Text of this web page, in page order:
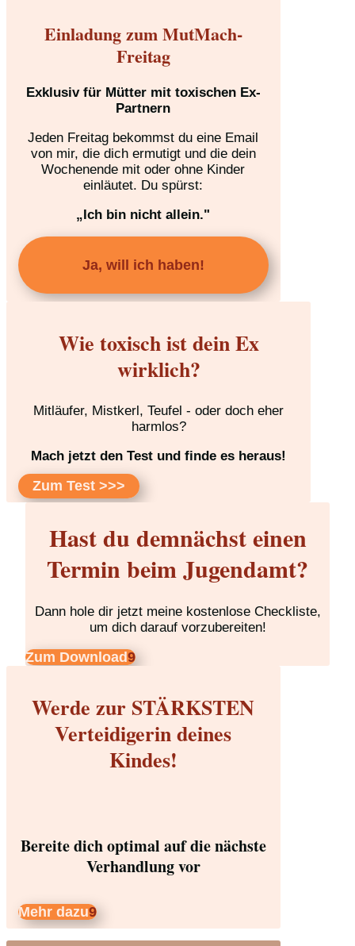
Einladung zum MutMach-
Freitag
Exklusiv für Mütter mit toxischen Ex-
Partnern
Jeden Freitag bekommst du eine Email
von mir, die dich ermutigt und die dein
Wochenende mit oder ohne Kinder
einläutet. Du spürst:
„Ich bin nicht allein."
Ja, will ich haben!
Wie toxisch ist dein Ex
wirklich?
Mitläufer, Mistkerl, Teufel - oder doch eher
harmlos?
Mach jetzt den Test und finde es heraus!
Zum Test >>>
Hast du demnächst einen
Termin beim Jugendamt?
Dann hole dir jetzt meine kostenlose Checkliste,
um dich darauf vorzubereiten!
Zum Download
Werde zur STÄRKSTEN
Verteidigerin deines
Kindes!
Bereite dich optimal auf die nächste
Verhandlung vor
Mehr dazu